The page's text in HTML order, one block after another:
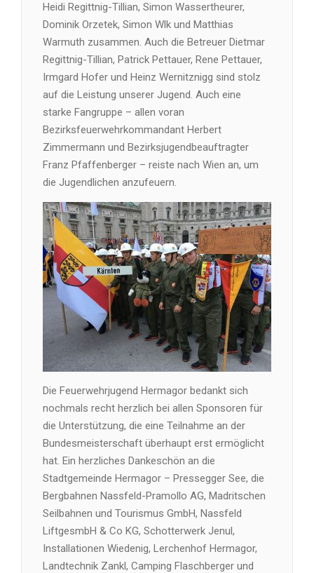
Heidi Regittnig-Tillian, Simon Wassertheurer,
Dominik Orzetek, Simon Wlk und Matthias
Warmuth zusammen. Auch die Betreuer Dietmar
Regittnig-Tillian, Patrick Pettauer, Rene Pettauer,
Irmgard Hofer und Heinz Wernitznigg sind stolz
auf die Leistung unserer Jugend. Auch eine
starke Fangruppe – allen voran
Bezirksfeuerwehrkommandant Herbert
Zimmermann und Bezirksjugendbeauftragter
Franz Pfaffenberger – reiste nach Wien an, um
die Jugendlichen anzufeuern.
Die Feuerwehrjugend Hermagor bedankt sich
nochmals recht herzlich bei allen Sponsoren für
die Unterstützung, die eine Teilnahme an der
Bundesmeisterschaft überhaupt erst ermöglicht
hat. Ein herzliches Dankeschön an die
Stadtgemeinde Hermagor – Pressegger See, die
Bergbahnen Nassfeld-Pramollo AG, Madritschen
Seilbahnen und Tourismus GmbH, Nassfeld
LiftgesmbH & Co KG, Schotterwerk Jenul,
Installationen Wiedenig, Lerchenhof Hermagor,
Landtechnik Zankl, Camping Flaschberger und